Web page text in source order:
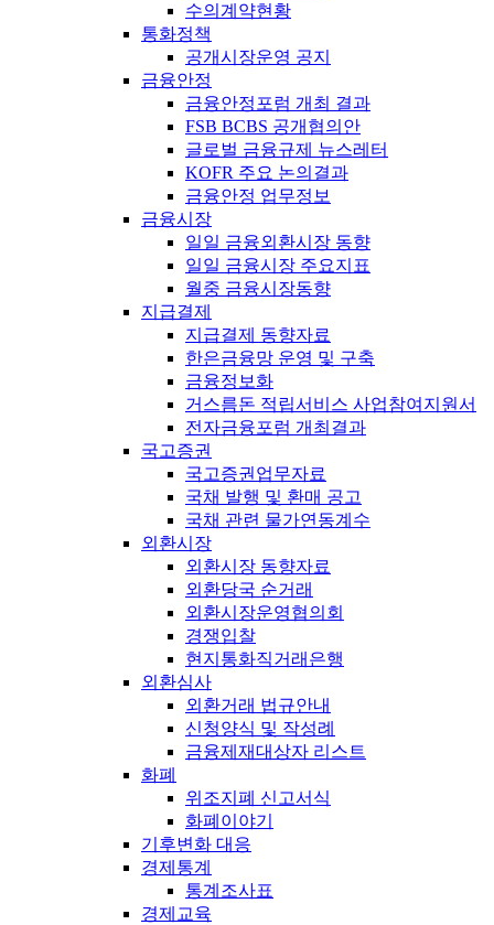
수의계약현황
통화정책
공개시장운영 공지
금융안정
금융안정포럼 개최 결과
FSB BCBS 공개협의안
글로벌 금융규제 뉴스레터
KOFR 주요 논의결과
금융안정 업무정보
금융시장
일일 금융외환시장 동향
일일 금융시장 주요지표
월중 금융시장동향
지급결제
지급결제 동향자료
한은금융망 운영 및 구축
금융정보화
거스름돈 적립서비스 사업참여지원서
전자금융포럼 개최결과
국고증권
국고증권업무자료
국채 발행 및 환매 공고
국채 관련 물가연동계수
외환시장
외환시장 동향자료
외환당국 순거래
외환시장운영협의회
경쟁입찰
현지통화직거래은행
외환심사
외환거래 법규안내
신청양식 및 작성례
금융제재대상자 리스트
화폐
위조지폐 신고서식
화폐이야기
기후변화 대응
경제통계
통계조사표
경제교육